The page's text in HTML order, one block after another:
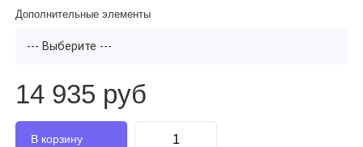
Дополнительные элементы
--- Выберите ---
14 935 руб